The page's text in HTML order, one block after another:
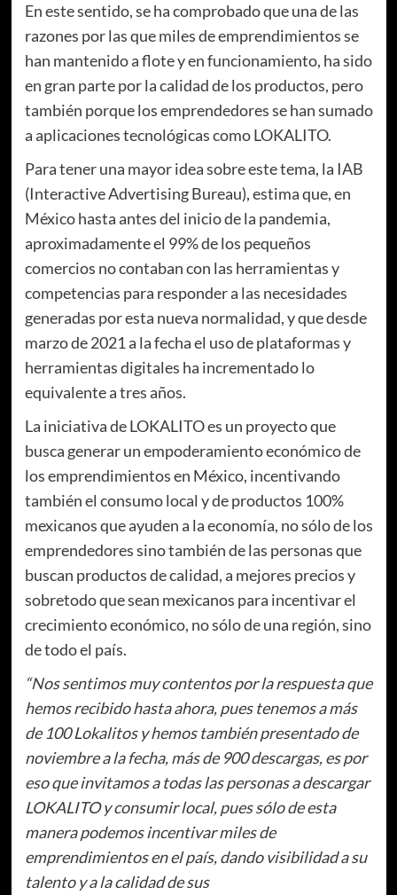
En este sentido, se ha comprobado que una de las
razones por las que miles de emprendimientos se
han mantenido a flote y en funcionamiento, ha sido
en gran parte por la calidad de los productos, pero
también porque los emprendedores se han sumado
a aplicaciones tecnológicas como LOKALITO.
Para tener una mayor idea sobre este tema, la IAB
(Interactive Advertising Bureau), estima que, en
México hasta antes del inicio de la pandemia,
aproximadamente el 99% de los pequeños
comercios no contaban con las herramientas y
competencias para responder a las necesidades
generadas por esta nueva normalidad, y que desde
marzo de 2021 a la fecha el uso de plataformas y
herramientas digitales ha incrementado lo
equivalente a tres años.
La iniciativa de LOKALITO es un proyecto que
busca generar un empoderamiento económico de
los emprendimientos en México, incentivando
también el consumo local y de productos 100%
mexicanos que ayuden a la economía, no sólo de los
emprendedores sino también de las personas que
buscan productos de calidad, a mejores precios y
sobretodo que sean mexicanos para incentivar el
crecimiento económico, no sólo de una región, sino
de todo el país.
“Nos sentimos muy contentos por la respuesta que
hemos recibido hasta ahora, pues tenemos a más
de 100 Lokalitos y hemos también presentado de
noviembre a la fecha, más de 900 descargas, es por
eso que invitamos a todas las personas a descargar
LOKALITO y consumir local, pues sólo de esta
manera podemos incentivar miles de
emprendimientos en el país, dando visibilidad a su
talento y a la calidad de sus